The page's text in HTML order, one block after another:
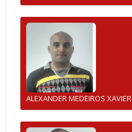
ALEXANDER MEDEIROS XAVIER